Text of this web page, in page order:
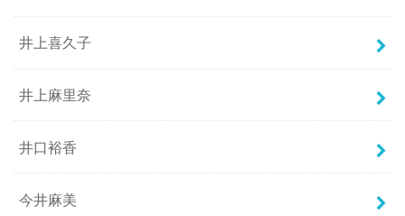
井上喜久子
井上麻里奈
井口裕香
今井麻美